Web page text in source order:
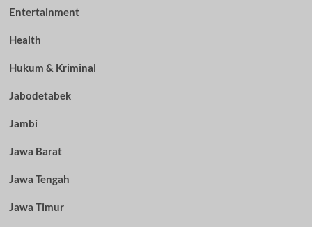
Entertainment
Health
Hukum & Kriminal
Jabodetabek
Jambi
Jawa Barat
Jawa Tengah
Jawa Timur